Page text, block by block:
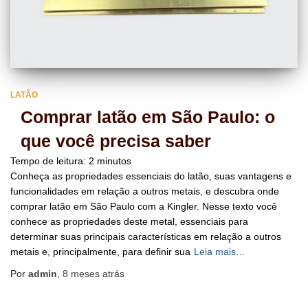
LATÃO
Comprar latão em São Paulo: o
que você precisa saber
Tempo de leitura: 2 minutos
Conheça as propriedades essenciais do latão, suas vantagens e
funcionalidades em relação a outros metais, e descubra onde
comprar latão em São Paulo com a Kingler. Nesse texto você
conhece as propriedades deste metal, essenciais para
determinar suas principais características em relação a outros
metais e, principalmente, para definir sua Leia mais…
Por admin 8 meses atrás